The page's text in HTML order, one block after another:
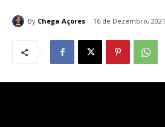
By Chega Açores 16 de Dezembro, 2021